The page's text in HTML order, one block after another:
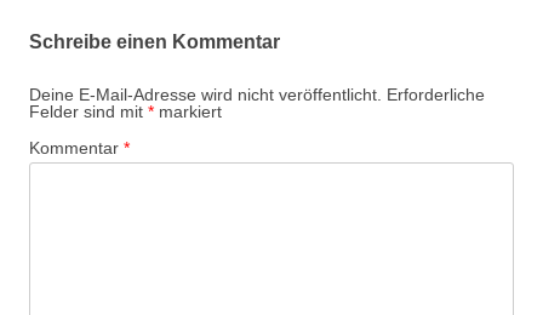
Schreibe einen Kommentar
Deine E-Mail-Adresse wird nicht veröffentlicht. Erforderliche
Felder sind mit * markiert
Kommentar *